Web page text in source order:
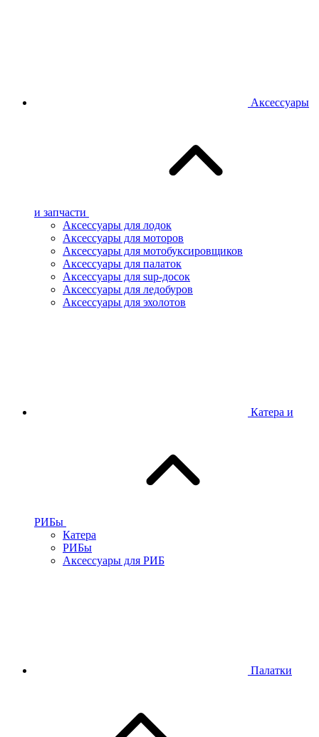
Аксессуары
и запчасти
Аксессуары для лодок
Аксессуары для моторов
Аксессуары для мотобуксировщиков
Аксессуары для палаток
Аксессуары для sup-досок
Аксессуары для ледобуров
Аксессуары для эхолотов
Катера и
РИБы
Катера
РИБы
Аксессуары для РИБ
Палатки